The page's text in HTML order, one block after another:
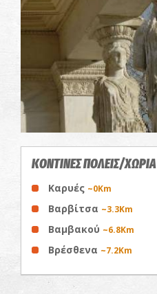
ΚΟΝΤΙΝΕΣ ΠΟΛΕΙΣ/ΧΩΡΙΑ
Καρυές ~0Km
Βαρβίτσα ~3.3Km
Βαμβακού ~6.8Km
Βρέσθενα ~7.2Km